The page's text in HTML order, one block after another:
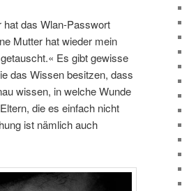
das Wlan-Passwort
Mutter hat wieder mein
Es gibt gewisse
das Wissen besitzen, dass
wissen, in welche Wunde
die es einfach nicht
ist nämlich auch